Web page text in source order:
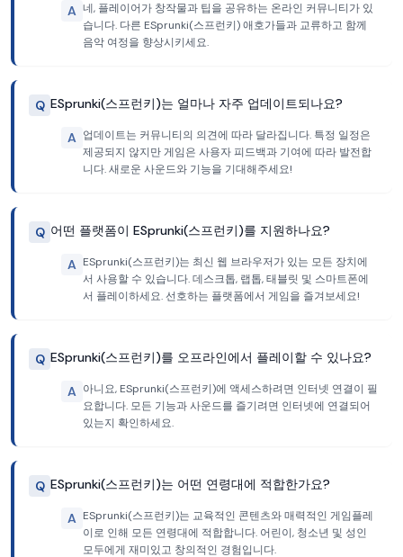
A 네, 플레이어가 창작물과 팁을 공유하는 온라인 커뮤니티가 있
습니다. 다른 ESprunki(스프런키) 애호가들과 교류하고 함께
음악 여정을 향상시키세요.
Q ESprunki(스프런키)는 얼마나 자주 업데이트되나요?
A 업데이트는 커뮤니티의 의견에 따라 달라집니다. 특정 일정은
제공되지 않지만 게임은 사용자 피드백과 기여에 따라 발전합
니다. 새로운 사운드와 기능을 기대해주세요!
Q 어떤 플랫폼이 ESprunki(스프런키)를 지원하나요?
A ESprunki(스프런키)는 최신 웹 브라우저가 있는 모든 장치에
서 사용할 수 있습니다. 데스크톱, 랩톱, 태블릿 및 스마트폰에
서 플레이하세요. 선호하는 플랫폼에서 게임을 즐겨보세요!
Q ESprunki(스프런키)를 오프라인에서 플레이할 수 있나요?
A 아니요, ESprunki(스프런키)에 액세스하려면 인터넷 연결이 필
요합니다. 모든 기능과 사운드를 즐기려면 인터넷에 연결되어
있는지 확인하세요.
Q ESprunki(스프런키)는 어떤 연령대에 적합한가요?
A ESprunki(스프런키)는 교육적인 콘텐츠와 매력적인 게임플레
이로 인해 모든 연령대에 적합합니다. 어린이, 청소년 및 성인
모두에게 재미있고 창의적인 경험입니다.